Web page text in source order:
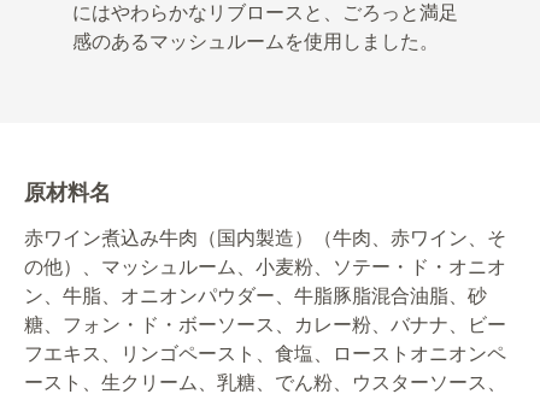
にはやわらかなリブロースと、ごろっと満足
感のあるマッシュルームを使用しました。
原材料名
赤ワイン煮込み牛肉（国内製造）（牛肉、赤ワイン、そ
の他）、マッシュルーム、小麦粉、ソテー・ド・オニオ
ン、牛脂、オニオンパウダー、牛脂豚脂混合油脂、砂
糖、フォン・ド・ボーソース、カレー粉、バナナ、ビー
フエキス、リンゴペースト、食塩、ローストオニオンペ
ースト、生クリーム、乳糖、でん粉、ウスターソース、